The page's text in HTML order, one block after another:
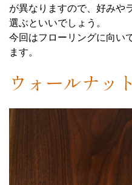
が異なりますので、好みや
選ぶといいでしょう。
今回はフローリングに向い
ます。
ウォールナット